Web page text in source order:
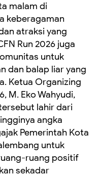
malam di
keberagaman
atraksi yang
Run 2026 juga
untuk
dan balap liar yang
Ketua Organizing
M. Eko Wahyudi,
lahir dari
angka
Pemerintah Kota
untuk
ruang positif
sekadar